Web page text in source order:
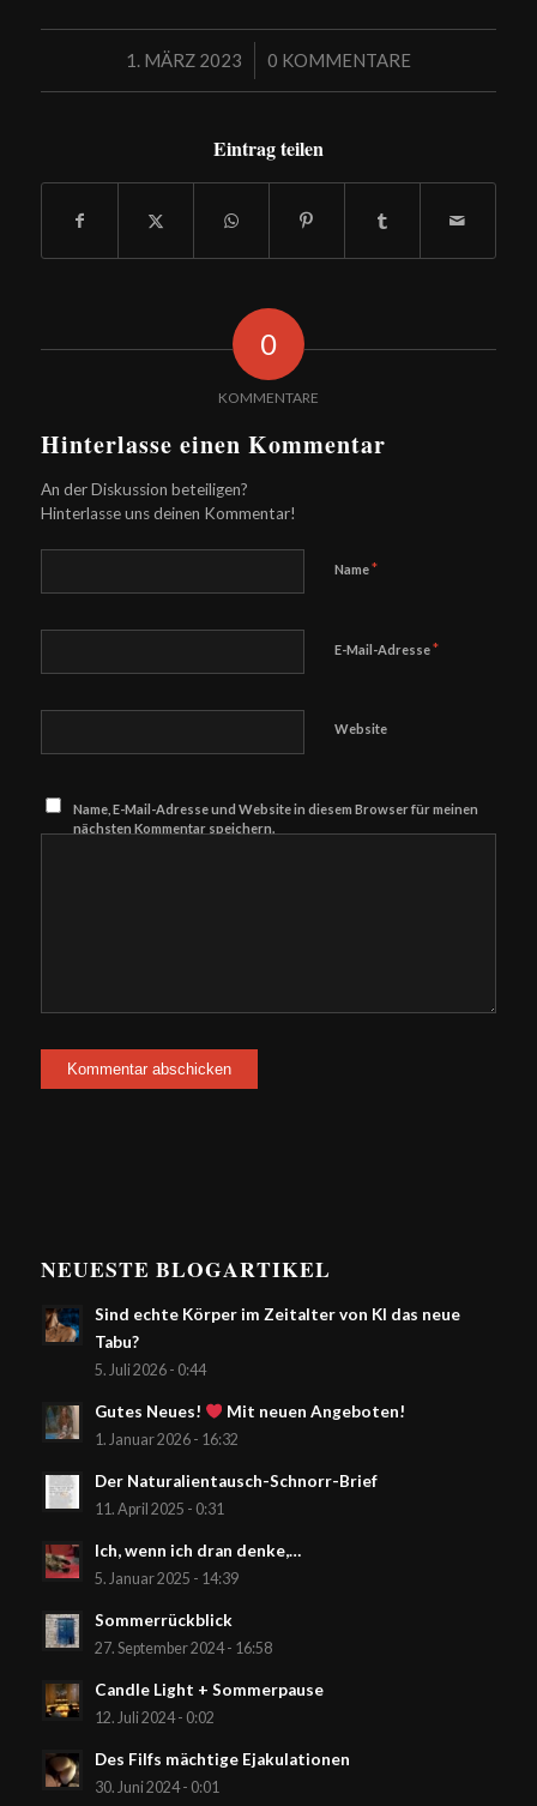
1. MÄRZ 2023
/ 0 KOMMENTARE
Eintrag teilen
0
KOMMENTARE
Hinterlasse einen Kommentar
An der Diskussion beteiligen?
Hinterlasse uns deinen Kommentar!
Name*
E-Mail-Adresse*
Website
Name, E-Mail-Adresse und Website in diesem Browser für meinen
nächsten Kommentar speichern.
NEUESTE BLOGARTIKEL
Sind echte Körper im Zeitalter von KI das neue
Tabu?
5. Juli 2026 - 0:44
Gutes Neues! Mit neuen Angeboten!
1. Januar 2026 - 16:32
Der Naturalientausch-Schnorr-Brief
11. April 2025 - 0:31
Ich, wenn ich dran denke,…
5. Januar 2025 - 14:39
Sommerrückblick
27. September 2024 - 16:58
Candle Light + Sommerpause
12. Juli 2024 - 0:02
Des Filfs mächtige Ejakulationen
30. Juni 2024 - 0:01